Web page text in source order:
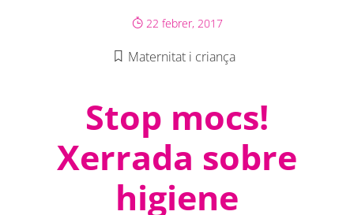
22 febrer, 2017
Maternitat i criança
Stop mocs!
Xerrada sobre
higiene